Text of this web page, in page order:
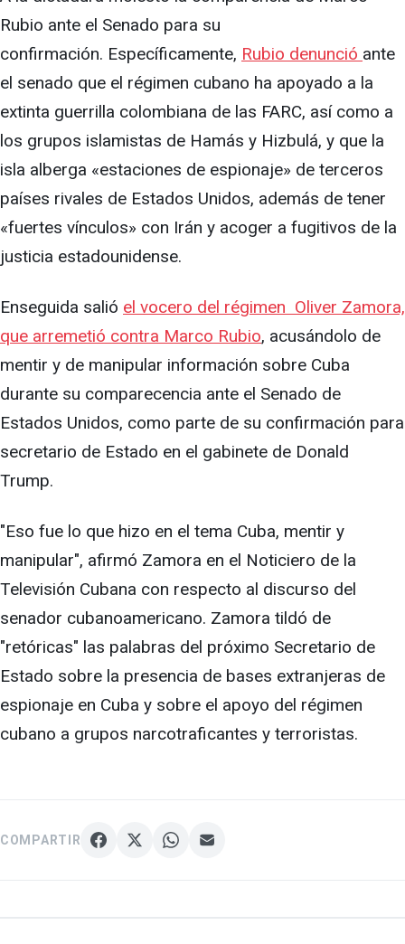
Rubio ante el Senado para su
confirmación. Específicamente, Rubio denunció ante
el senado que el régimen cubano ha apoyado a la
extinta guerrilla colombiana de las FARC, así como a
los grupos islamistas de Hamás y Hizbulá, y que la
isla alberga «estaciones de espionaje» de terceros
países rivales de Estados Unidos, además de tener
«fuertes vínculos» con Irán y acoger a fugitivos de la
justicia estadounidense.
Enseguida salió el vocero del régimen Oliver Zamora,
que arremetió contra Marco Rubio, acusándolo de
mentir y de manipular información sobre Cuba
durante su comparecencia ante el Senado de
Estados Unidos, como parte de su confirmación para
secretario de Estado en el gabinete de Donald
Trump.
"Eso fue lo que hizo en el tema Cuba, mentir y
manipular", afirmó Zamora en el Noticiero de la
Televisión Cubana con respecto al discurso del
senador cubanoamericano. Zamora tildó de
"retóricas" las palabras del próximo Secretario de
Estado sobre la presencia de bases extranjeras de
espionaje en Cuba y sobre el apoyo del régimen
cubano a grupos narcotraficantes y terroristas.
COMPARTIR